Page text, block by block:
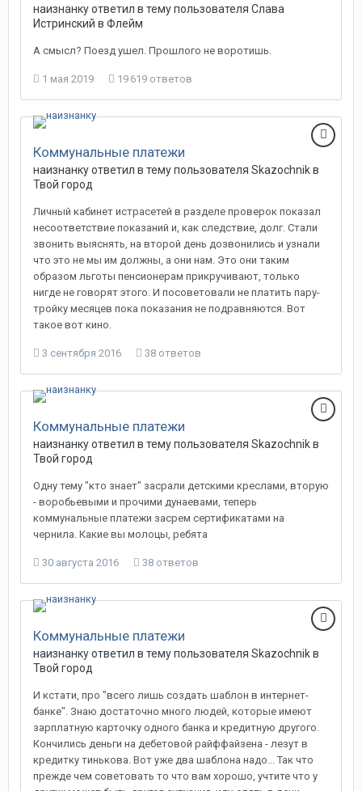
наизнанкуответил в тему пользователя Слава
Истринский в Флейм
А смысл? Поезд ушел. Прошлого не воротишь.
1 мая 2019 19 619 ответов
Коммунальные платежи
наизнанкуответил в тему пользователя Skazochnikв
Твой город
Личный кабинет истрасетей в разделе проверок показал
несоответствие показаний и, как следствие, долг. Стали
звонить выяснять, на второй день дозвонились и узнали
что это не мы им должны, а они нам. Это они таким
образом льготы пенсионерам прикручивают, только
нигде не говорят этого. И посоветовали не платить пару-
тройку месяцев пока показания не подравняются. Вот
такое вот кино.
3 сентября 2016 38 ответов
Коммунальные платежи
наизнанкуответил в тему пользователя Skazochnikв
Твой город
Одну тему "кто знает" засрали детскими креслами, вторую
- воробьевыми и прочими дунаевами, теперь
коммунальные платежи засрем сертификатами на
чернила. Какие вы молоцы, ребята
30 августа 2016 38 ответов
Коммунальные платежи
наизнанкуответил в тему пользователя Skazochnikв
Твой город
И кстати, про "всего лишь создать шаблон в интернет-
банке". Знаю достаточно много людей, которые имеют
зарплатную карточку одного банка и кредитную другого.
Кончились деньги на дебетовой райффайзена - лезут в
кредитку тинькова. Вот уже два шаблона надо... Так что
прежде чем советовать то что вам хорошо, учтите что у